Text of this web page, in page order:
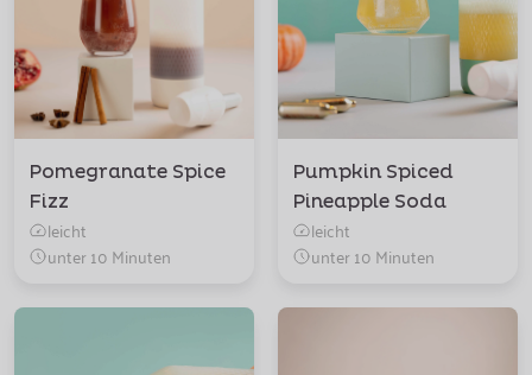
Pomegranate Spice
Fizz
leicht
unter 10 Minuten
Pumpkin Spiced
Pineapple Soda
leicht
unter 10 Minuten